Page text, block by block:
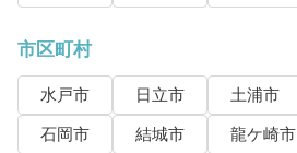
市区町村
水戸市 日立市 土浦市
石岡市
結城市 龍ケ崎市